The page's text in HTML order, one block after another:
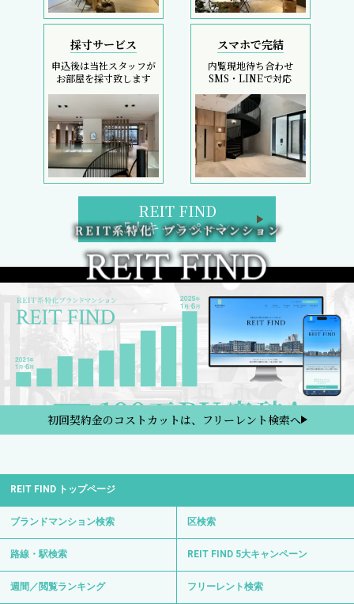
採寸サービス
申込後は当社スタッフが
お部屋を採寸致します
スマホで完結
内覧現地待ち合わせ
SMS・LINEで対応
REIT FIND
5大キャンペーン
初回契約金のコストカットは、フリーレント検索へ
REIT FIND トップページ
ブランドマンション検索 区検索
路線・駅検索 REIT FIND 5大キャンペーン
週間／閲覧ランキング フリーレント検索